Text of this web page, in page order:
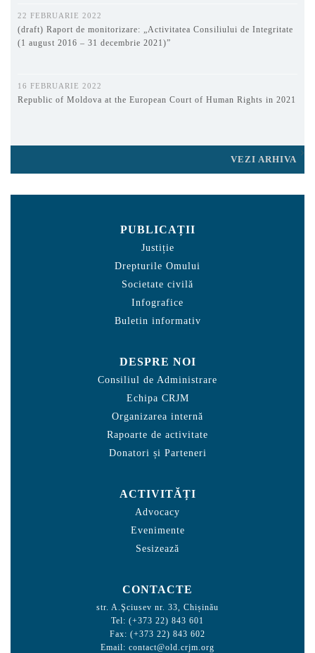
22 FEBRUARIE 2022
(draft) Raport de monitorizare: „Activitatea Consiliului de Integritate
(1 august 2016 – 31 decembrie 2021)”
16 FEBRUARIE 2022
Republic of Moldova at the European Court of Human Rights in 2021
VEZI ARHIVA
PUBLICAȚII
Justiție
Drepturile Omului
Societate civilă
Infografice
Buletin informativ
DESPRE NOI
Consiliul de Administrare
Echipa CRJM
Organizarea internă
Rapoarte de activitate
Donatori și Parteneri
ACTIVITĂȚI
Advocacy
Evenimente
Sesizează
CONTACTE
str. A.Şciusev nr. 33, Chișinău
Tel: (+373 22) 843 601
Fax: (+373 22) 843 602
Email: contact@old.crjm.org